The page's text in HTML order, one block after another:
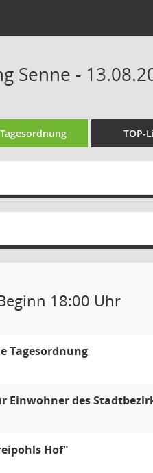
Senne -
Tagesordnung TOP-
18:00 Uhr
Tagesordnung
Einwohner des
Hof"